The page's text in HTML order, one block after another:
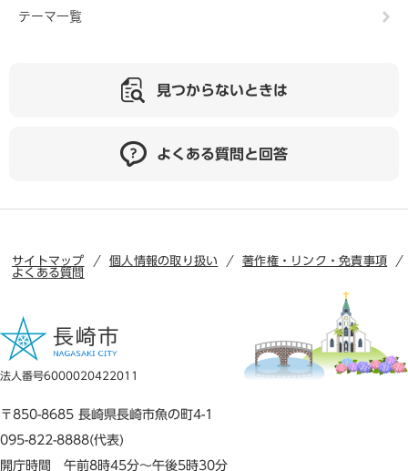
テーマ一覧
見つからないときは
よくある質問と回答
サイトマップ 個人情報の取り扱い
著作権・リンク・免責事項
よくある質問
法人番号6000020422011
〒850-8685 長崎県長崎市魚の町4-1
095-822-8888(代表)
開庁時間 午前8時45分～午後5時30分